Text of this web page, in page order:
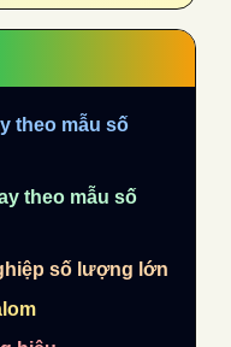
theo mẫu số
theo mẫu số
số lượng lớn